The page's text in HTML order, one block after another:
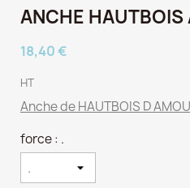
ANCHE HAUTBOIS
18,40 €
HT
Anche de HAUTBOIS D
force : .